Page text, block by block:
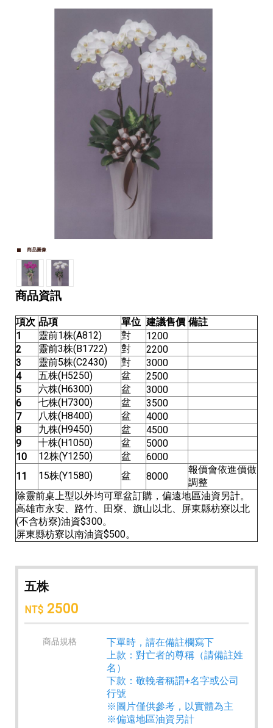
商品圖像
商品資訊
項次 品項 單位 建議售價 備註
1
靈前1株(A812) 對
1200
2
靈前3株(B1722) 對
2200
3
靈前5株(C2430) 對
3000
4
五株(H5250) 盆
2500
5
六株(H6300) 盆
3000
6
七株(H7300) 盆
3500
7
八株(H8400) 盆
4000
8
九株(H9450) 盆
4500
9
十株(H1050) 盆
5000
10
12株(Y1250) 盆
6000
11
15株(Y1580) 盆 8000
報價會依進價做
調整
除靈前桌上型以外均可單盆訂購，偏遠地區油資另計。
高雄市永安、路竹、田寮、旗山以北、屏東縣枋寮以北
(不含枋寮)油資$300。
屏東縣枋寮以南油資$500。
五株
NT$ 2500
商品規格
下單時，請在備註欄寫下
上款：對亡者的尊稱（請備註姓
名）
下款：敬輓者稱謂+名字或公司
行號
※圖片僅供參考，以實體為主
※偏遠地區油資另計